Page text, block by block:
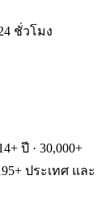
ชั่วโมง
ปี · 30,000+
ประเทศ และ